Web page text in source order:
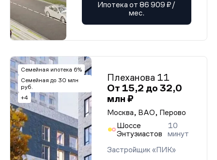
Ипотека от 86 909 ₽/
мес.
Семейная ипотека 6%
Семейная до 30 млн
руб.
+4
Плеханова 11
От 15,2 до 32,0
млн ₽
Москва, ВАО, Перово
Шоссе
Энтузиастов
10
минут
Застройщик «ПИК»